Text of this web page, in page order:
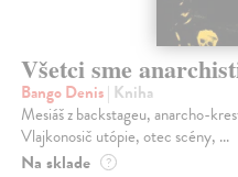
Všetci sme
Bango Denis| Kniha
Mesiáš z backstageu, anarcho-
Vlajkonosič utópie, otec scény, ...
Na sklade ?